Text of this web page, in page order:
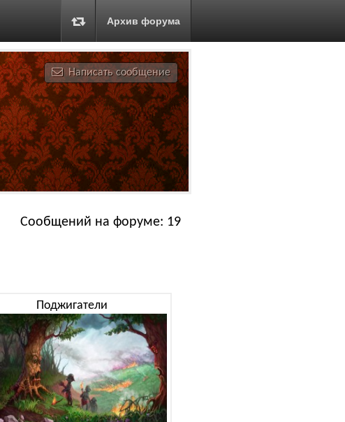
Архив форума
Написать сообщение
Сообщений на форуме: 19
Поджигатели